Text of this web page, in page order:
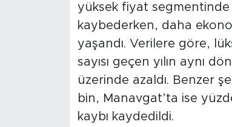
yüksek fiyat segmentinde
kaybederken, daha
yaşandı. Verilere göre,
sayısı geçen yılın aynı
üzerinde azaldı. Benzer
bin, Manavgat’ta ise
kaybı kaydedildi.